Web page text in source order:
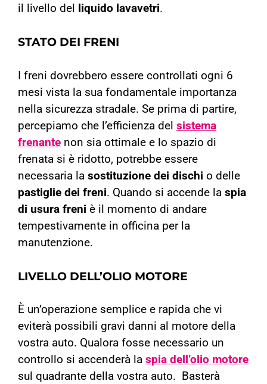
il livello del
liquido lavavetri.
STATO DEI FRENI
I freni dovrebbero essere controllati ogni 6
mesi vista la sua fondamentale importanza
nella sicurezza stradale. Se prima di partire,
percepiamo che l’efficienza del sistema
frenante non sia ottimale e lo spazio di
frenata si è ridotto, potrebbe essere
necessaria la sostituzione dei dischi o delle
pastiglie dei freni. Quando si accende la spia
di usura freni è il momento di andare
tempestivamente in officina per la
manutenzione.
LIVELLO DELL’OLIO MOTORE
È un’operazione semplice e rapida che vi
eviterà possibili gravi danni al motore della
vostra auto. Qualora fosse necessario un
controllo si accenderà la spia dell’olio motore
sul quadrante della vostra auto.
Basterà